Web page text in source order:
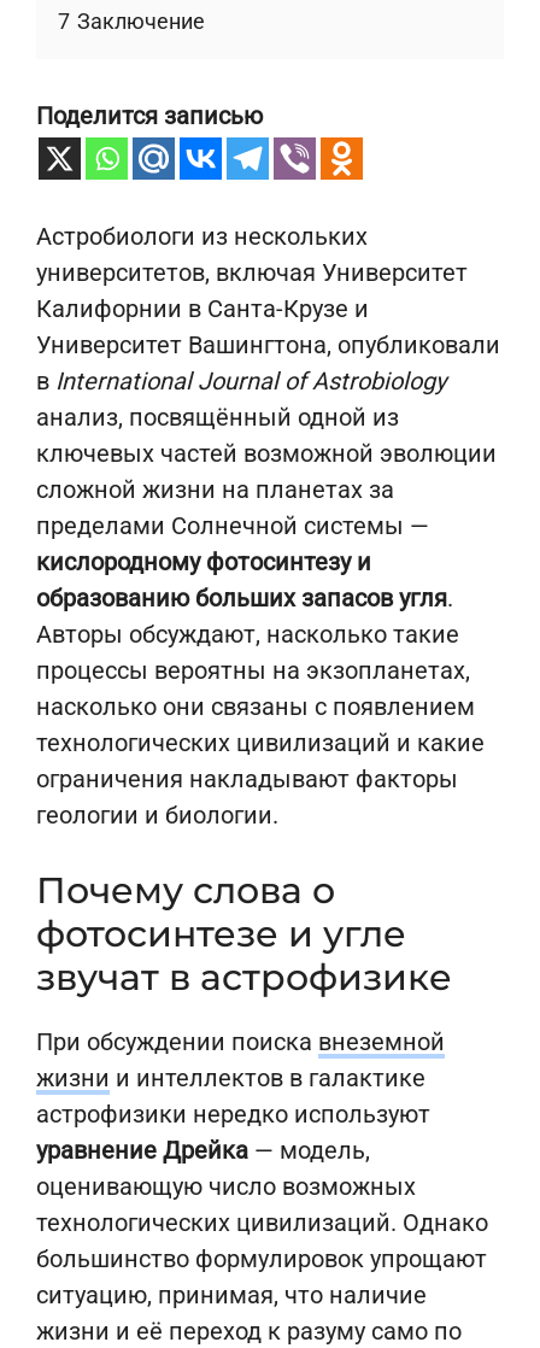
7 Заключение
Поделится записью
Астробиологи из нескольких
университетов, включая Университет
Калифорнии в Санта-Крузе и
Университет Вашингтона, опубликовали
в International Journal of Astrobiology
анализ, посвящённый одной из
ключевых частей возможной эволюции
сложной жизни на планетах за
пределами Солнечной системы —
кислородному фотосинтезу и
образованию больших запасов угля.
Авторы обсуждают, насколько такие
процессы вероятны на экзопланетах,
насколько они связаны с появлением
технологических цивилизаций и какие
ограничения накладывают факторы
геологии и биологии.
Почему слова о
фотосинтезе и угле
звучат в астрофизике
При обсуждении поиска внеземной
жизни и интеллектов в галактике
астрофизики нередко используют
уравнение Дрейка — модель,
оценивающую число возможных
технологических цивилизаций. Однако
большинство формулировок упрощают
ситуацию, принимая, что наличие
жизни и её переход к разуму само по